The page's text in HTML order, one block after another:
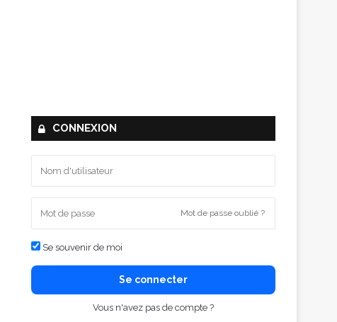
CONNEXION
Mot de passe oublié ?
Se souvenir de moi
Se connecter
Vous n'avez pas de compte ?